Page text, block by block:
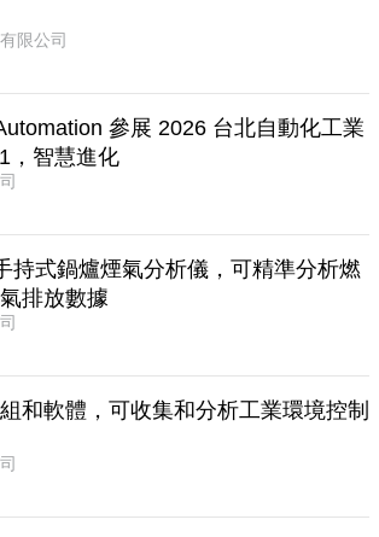
限公司
參展 2026 台北自動化工業
，智慧進化
持式鍋爐煙氣分析儀，可精準分析燃
排放數據
和軟體，可收集和分析工業環境控制